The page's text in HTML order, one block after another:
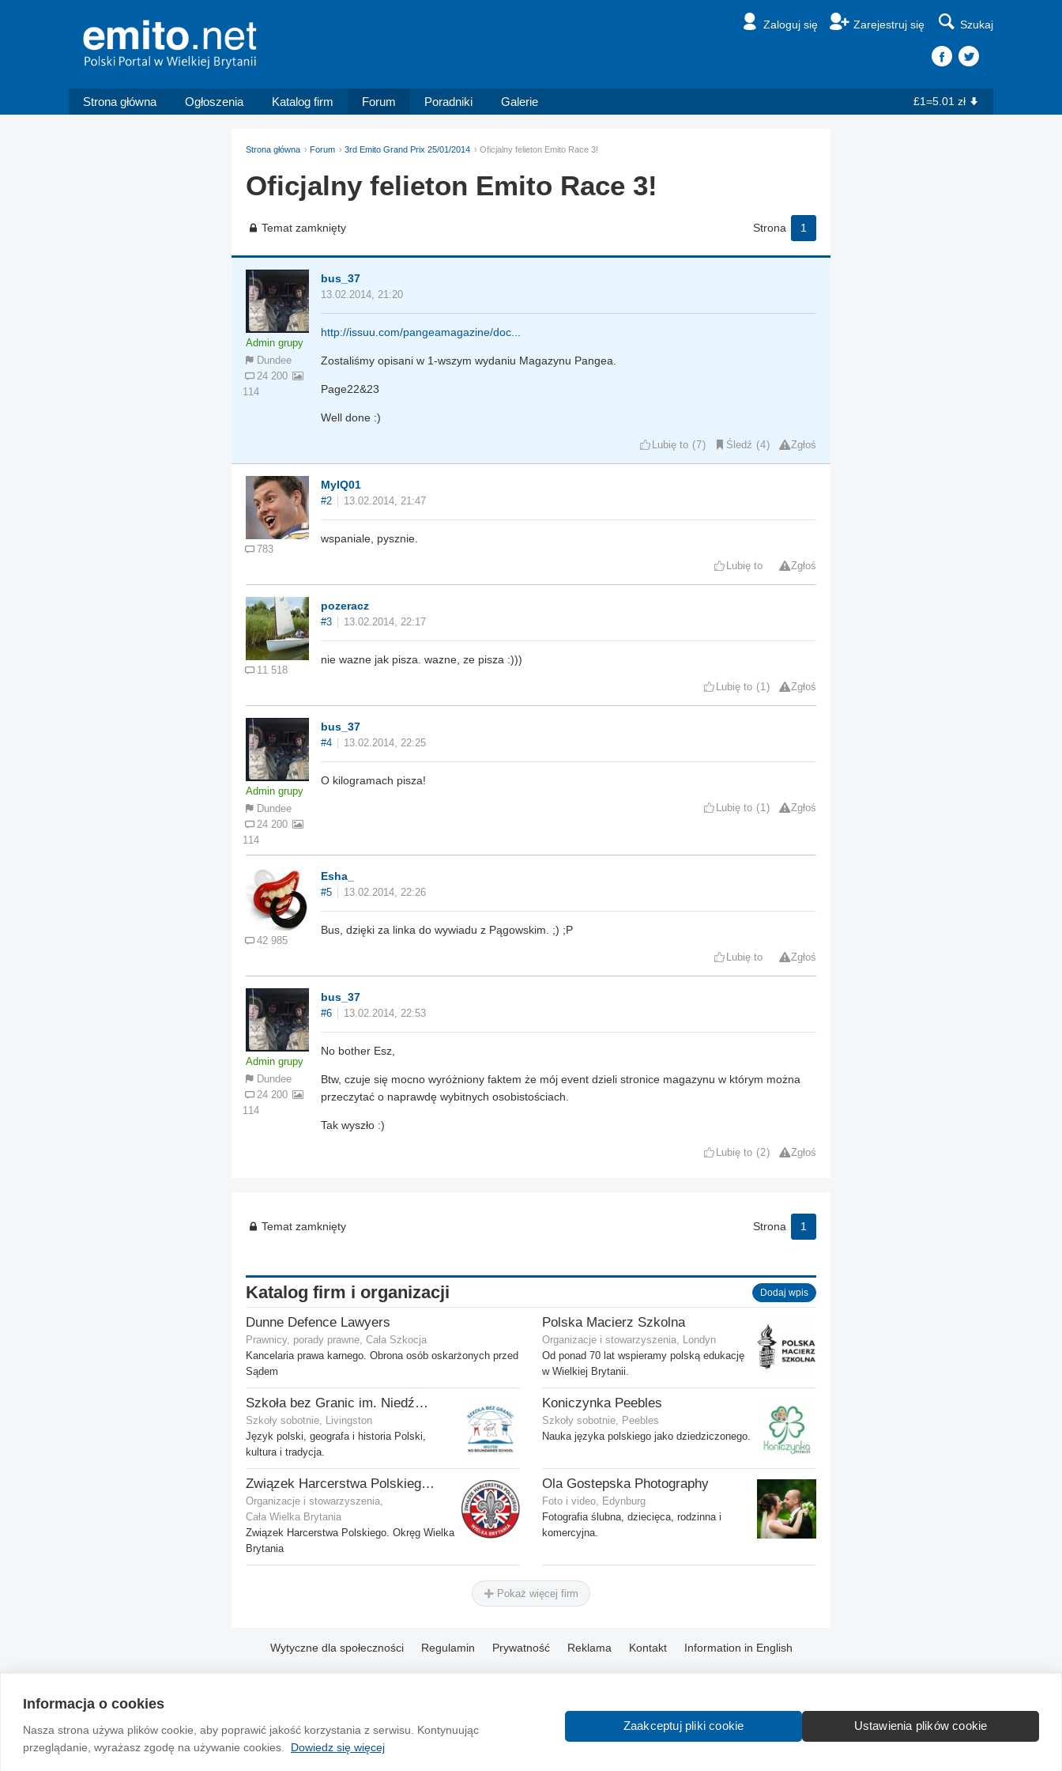
Informacja o cookies
Nasza strona używa plików cookie, aby poprawić jakość korzystania z serwisu. Kontynuując
przeglądanie, wyrażasz zgodę na używanie cookies.
Dowiedz się więcej
Zaakceptuj pliki cookie Ustawienia plików cookie
Zaloguj się Zarejestruj się Szukaj
Strona główna Ogłoszenia Katalog firm Forum Poradniki Galerie £1=5.01 zł
Strona główna Forum 3rd Emito Grand Prix 25/01/2014 Oficjalny felieton Emito Race 3!
Oficjalny felieton Emito Race 3!
Temat zamknięty Strona 1
Admin grupy
Dundee
24 200
114
bus_37
13.02.2014, 21:20
http://issuu.com/pangeamagazine/doc...
Zostaliśmy opisani w 1-wszym wydaniu Magazynu Pangea.
Page22&23
Well done :)
Lubię to 7 Śledź 4 Zgłoś
783
MyIQ01
#2 13.02.2014, 21:47
wspaniale, pysznie.
Lubię to Zgłoś
11 518
pozeracz
#3 13.02.2014, 22:17
nie wazne jak pisza. wazne, ze pisza :)))
Lubię to 1 Zgłoś
Admin grupy
Dundee
24 200
114
bus_37
#4 13.02.2014, 22:25
O kilogramach pisza!
Lubię to 1 Zgłoś
42 985
Esha_
#5 13.02.2014, 22:26
Bus, dzięki za linka do wywiadu z Pągowskim. ;) ;P
Lubię to Zgłoś
Admin grupy
Dundee
24 200
114
bus_37
#6 13.02.2014, 22:53
No bother Esz,
Btw, czuje się mocno wyróżniony faktem że mój event dzieli stronice magazynu w którym można
przeczytać o naprawdę wybitnych osobistościach.
Tak wyszło :)
Lubię to 2 Zgłoś
Temat zamknięty Strona 1
Katalog firm i organizacji Dodaj wpis
Dunne Defence Lawyers
Prawnicy, porady prawne, Cała Szkocja
Kancelaria prawa karnego. Obrona osób oskarżonych przed
Sądem
Polska Macierz Szkolna
Organizacje i stowarzyszenia, Londyn
Od ponad 70 lat wspieramy polską edukację
w Wielkiej Brytanii.
Szkoła bez Granic im. Niedźwiedzia Wojtka
Szkoły sobotnie, Livingston
Język polski, geografa i historia Polski,
kultura i tradycja.
Koniczynka Peebles
Szkoły sobotnie, Peebles
Nauka języka polskiego jako dziedziczonego.
Związek Harcerstwa Polskiego w Wielkiej Brytanii
Organizacje i stowarzyszenia,
Cała Wielka Brytania
Związek Harcerstwa Polskiego. Okręg Wielka
Brytania
Ola Gostepska Photography
Foto i video, Edynburg
Fotografia ślubna, dziecięca, rodzinna i
komercyjna.
Pokaż więcej firm
Wytyczne dla społeczności Regulamin Prywatność Reklama Kontakt Information in English